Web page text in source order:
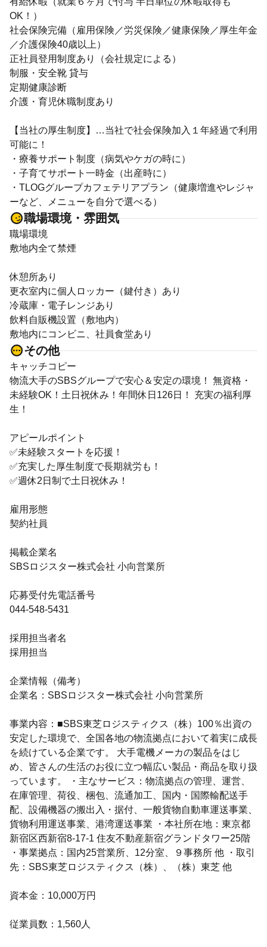
OK！）
社会保険完備（雇用保険／労災保険／健康保険／厚生年金
／介護保険40歳以上）
正社員登用制度あり（会社規定による）
制服・安全靴 貸与
定期健康診断
介護・育児休職制度あり
【当社の厚生制度】…当社で社会保険加入１年経過で利用
可能に！
・療養サポート制度（病気やケガの時に）
・子育てサポート一時金（出産時に）
・TLOGグループカフェテリアプラン（健康増進やレジャ
ーなど、メニューを自分で選べる）
職場環境・雰囲気
職場環境
敷地内全て禁煙
休憩所あり
更衣室内に個人ロッカー（鍵付き）あり
冷蔵庫・電子レンジあり
飲料自販機設置（敷地内）
敷地内にコンビニ、社員食堂あり
その他
キャッチコピー
物流大手のSBSグループで安心＆安定の環境！ 無資格・
未経験OK！土日祝休み！年間休日126日！ 充実の福利厚
生！
アピールポイント
✅️未経験スタートを応援！
✅️充実した厚生制度で長期就労も！
✅️週休2日制で土日祝休み！
雇用形態
契約社員
掲載企業名
SBSロジスター株式会社 小向営業所
応募受付先電話番号
044-548-5431
採用担当者名
採用担当
企業情報（備考）
企業名：SBSロジスター株式会社 小向営業所
事業内容：■SBS東芝ロジスティクス（株）100％出資の
安定した環境で、全国各地の物流拠点において着実に成長
を続けている企業です。 大手電機メーカの製品をはじ
め、皆さんの生活のお役に立つ幅広い製品・商品を取り扱
っています。 ・主なサービス：物流拠点の管理、運営、
在庫管理、荷役、梱包、流通加工、国内・国際輸配送手
配、設備機器の搬出入・据付、一般貨物自動車運送事業、
貨物利用運送事業、港湾運送事業 ・本社所在地：東京都
新宿区西新宿8-17-1 住友不動産新宿グランドタワー25階
・事業拠点：国内25営業所、12分室、９事務所 他 ・取引
先：SBS東芝ロジスティクス（株）、（株）東芝 他
資本金：10,000万円
従業員数：1,560人